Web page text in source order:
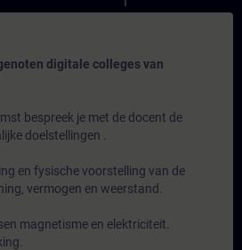
digitale colleges van
bespreek je met de docent de
doelstellingen .
en fysische voorstelling van de
vermogen en weerstand.
magnetisme en elektriciteit.